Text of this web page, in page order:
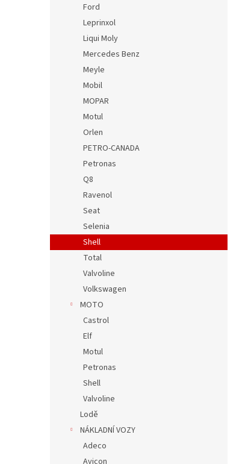
Ford
Leprinxol
Liqui Moly
Mercedes Benz
Meyle
Mobil
MOPAR
Motul
Orlen
PETRO-CANADA
Petronas
Q8
Ravenol
Seat
Selenia
Shell
Total
Valvoline
Volkswagen
MOTO
Castrol
Elf
Motul
Petronas
Shell
Valvoline
Lodě
NÁKLADNÍ VOZY
Adeco
Avicon